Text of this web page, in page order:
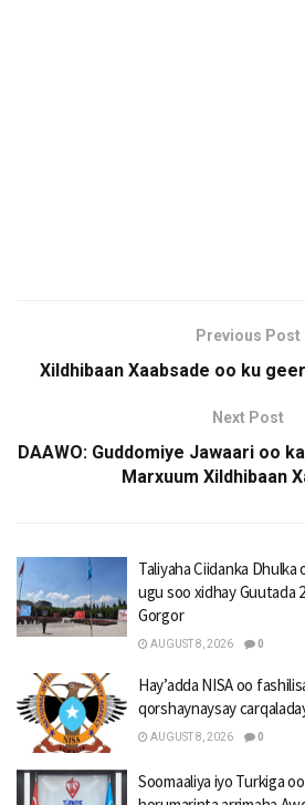
Previous Post
Xildhibaan Xaabsade oo ku
Next Post
DAAWO: Guddomiye Jawaari oo
Marxuum Xildhibaan
Taliyaha Ciidanka
ugu soo xidhay Guutada
Gorgor
AUGUST 8, 2026 0
Hay’adda NISA oo
qorshaynaysay
AUGUST 8, 2026 0
Soomaaliya iyo Turkiga